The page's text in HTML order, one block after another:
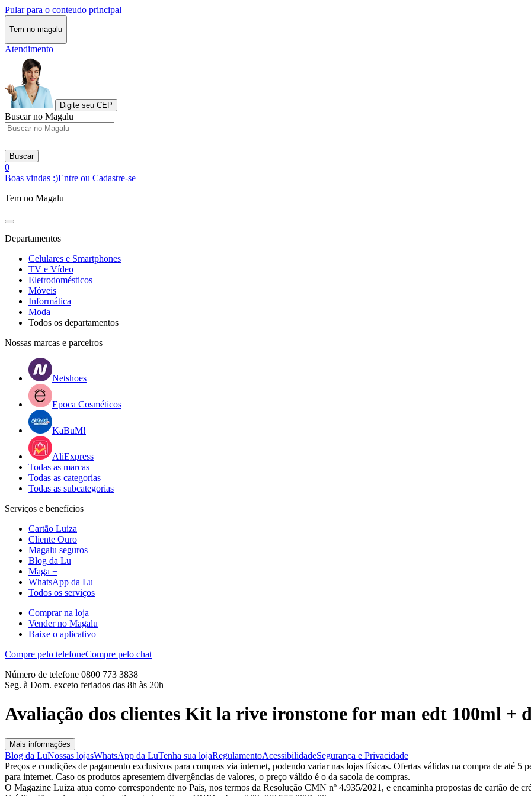
Pular para o conteudo principal
Tem no magalu
Atendimento
Digite seu CEP
Buscar no Magalu
Buscar
0
Boas vindas :)Entre ou Cadastre-se
Tem no Magalu
Departamentos
Celulares e Smartphones
TV e Vídeo
Eletrodomésticos
Móveis
Informática
Moda
Todos os departamentos
Nossas marcas e parceiros
Netshoes
Epoca Cosméticos
KaBuM!
AliExpress
Todas as marcas
Todas as categorias
Todas as subcategorias
Serviços e benefícios
Cartão Luiza
Cliente Ouro
Magalu seguros
Blog da Lu
Maga +
WhatsApp da Lu
Todos os serviços
Comprar na loja
Vender no Magalu
Baixe o aplicativo
Compre pelo telefoneCompre pelo chat
Número de telefone 0800 773 3838
Seg. à Dom. exceto feriados das 8h às 20h
Avaliação dos clientes Kit la rive ironstone for man edt 100ml +
Mais informações
Blog da LuNossas lojasWhatsApp da LuTenha sua lojaRegulamentoAcessibilidadeSegurança e Privacidade
Preços e condições de pagamento exclusivos para compras via internet, podendo variar nas lojas físicas. Ofertas válidas na compra de até 5
para internet. Caso os produtos apresentem divergências de valores, o preço válido é o da sacola de compras.
O Magazine Luiza atua como correspondente no País, nos termos da Resolução CMN nº 4.935/2021, e encaminha propostas de cartão de